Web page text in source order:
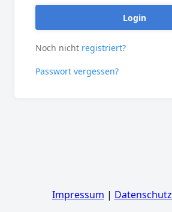
Login
Noch nicht registriert?
Passwort vergessen?
Impressum |